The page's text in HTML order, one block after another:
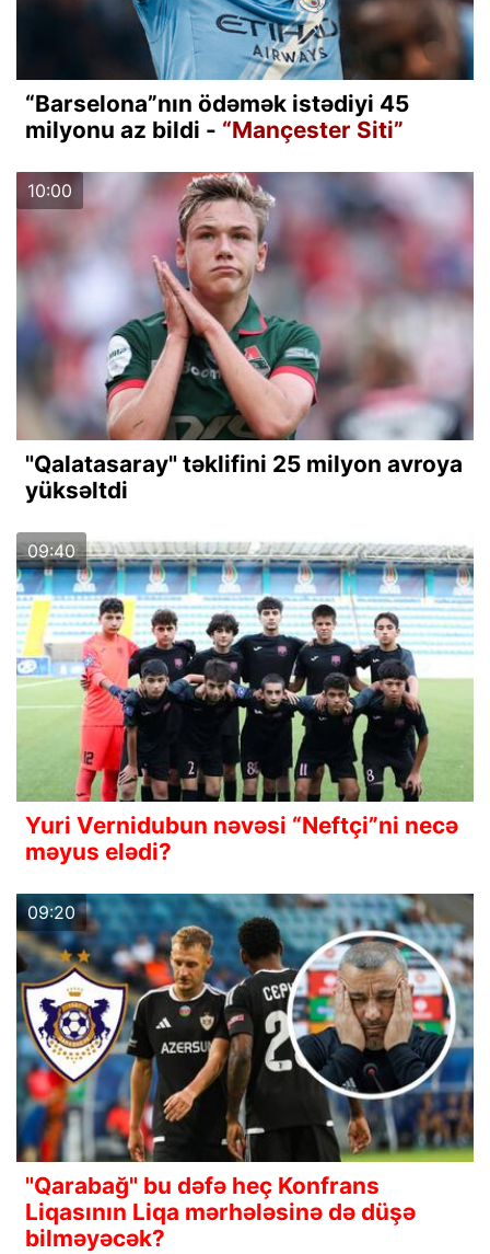
“Barselona”nın ödəmək istədiyi 45
milyonu az bildi - “Mançester Siti”
10:00
"Qalatasaray" təklifini 25 milyon avroya
yüksəltdi
09:40
Yuri Vernidubun nəvəsi “Neftçi”ni necə
məyus elədi?
09:20
"Qarabağ" bu dəfə heç Konfrans
Liqasının Liqa mərhələsinə də düşə
bilməyəcək?